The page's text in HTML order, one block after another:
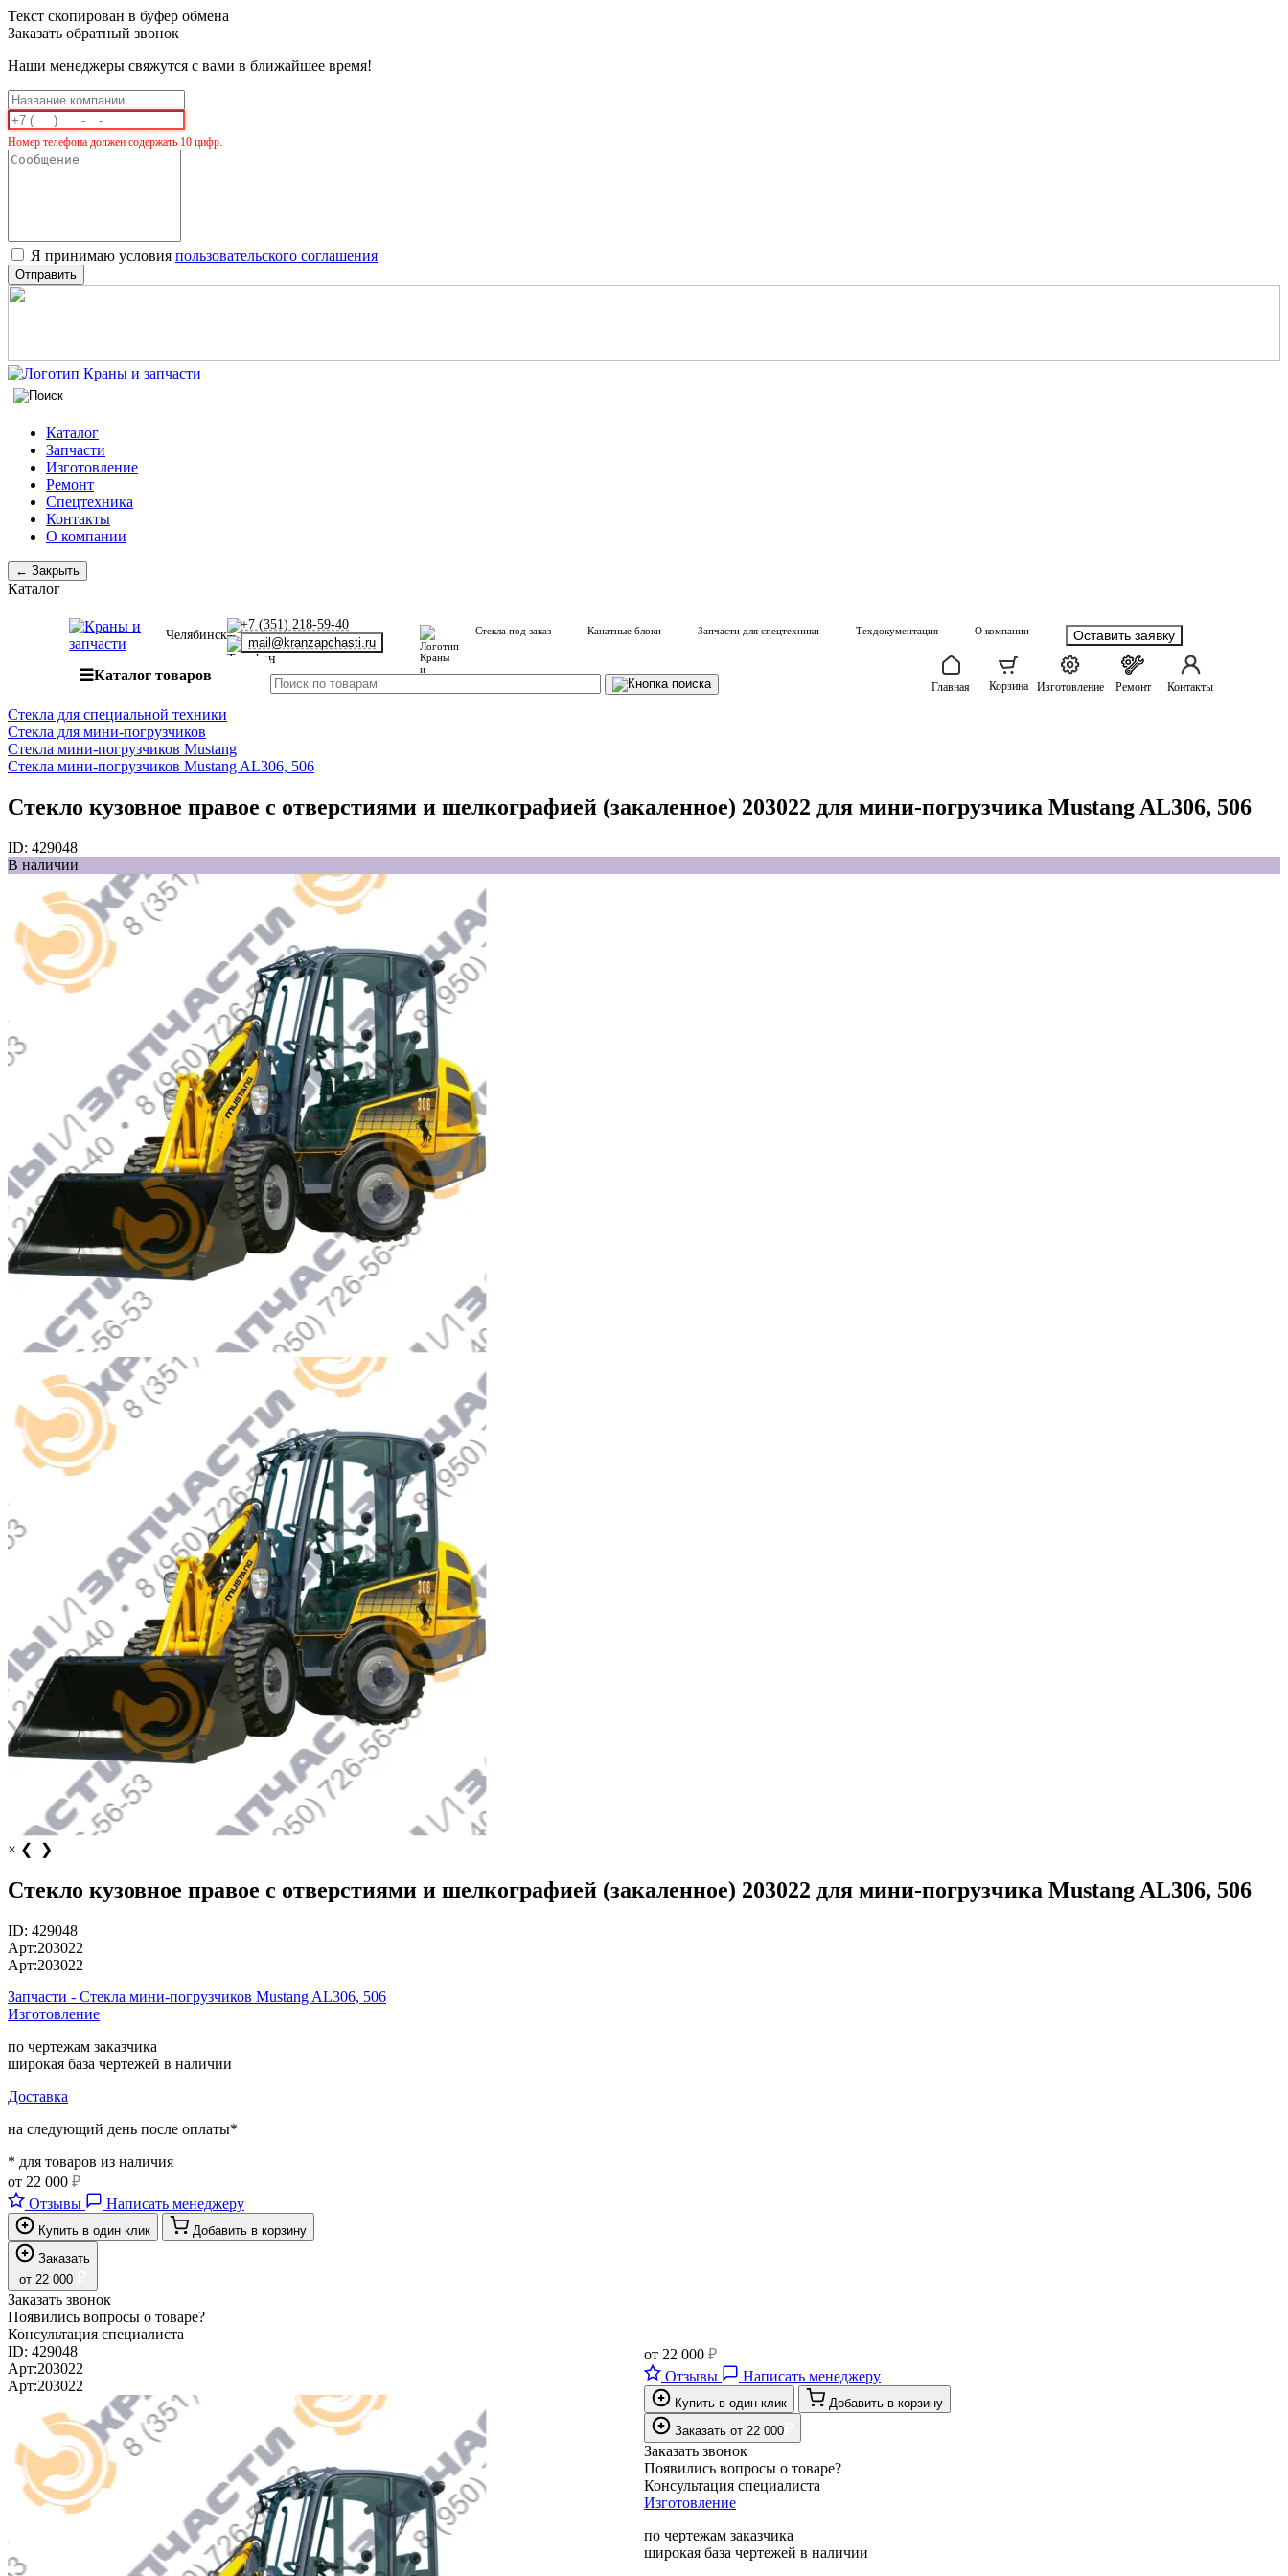
Текст скопирован в буфер обмена
Заказать обратный звонок
Наши менеджеры свяжутся с вами в ближайшее время!
Номер телефона должен содержать 10 цифр.
Я принимаю условия пользовательского соглашения
Отправить
Каталог
Запчасти
Изготовление
Ремонт
Спецтехника
Контакты
О компании
← Закрыть
Каталог
Челябинск
+7 (351) 218-59-40
mail@kranzapchasti.ru
Стекла под заказ Канатные блоки Запчасти для спецтехники Техдокументация О компании Оставить заявку
☰Каталог товаров
Главная Корзина Изготовление Ремонт Контакты
Стекла для специальной техники
Стекла для мини-погрузчиков
Стекла мини-погрузчиков Mustang
Стекла мини-погрузчиков Mustang AL306, 506
Стекло кузовное правое с отверстиями и шелкографией (закаленное) 203022 для мини-погрузчика Mustang AL306, 506
ID: 429048
В наличии
× ❮ ❯
Стекло кузовное правое с отверстиями и шелкографией (закаленное) 203022 для мини-погрузчика Mustang AL306, 506
ID: 429048
Арт:203022
Арт:203022
Запчасти - Стекла мини-погрузчиков Mustang AL306, 506
Изготовление
по чертежам заказчика
широкая база чертежей в наличии
Доставка
на следующий день после оплаты*
* для товаров из наличия
от 22 000 ₽
Отзывы
Написать менеджеру
Купить в один клик
Добавить в корзину
Заказать
от 22 000
Заказать звонок
Появились вопросы о товаре?
Консультация специалиста
ID: 429048
Арт:203022
Арт:203022
от 22 000 ₽
Отзывы
Написать менеджеру
Купить в один клик
Добавить в корзину
Заказать от 22 000
Заказать звонок
Появились вопросы о товаре?
Консультация специалиста
Изготовление
по чертежам заказчика
широкая база чертежей в наличии